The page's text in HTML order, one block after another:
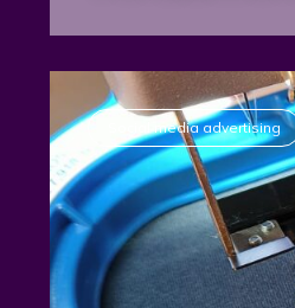
Social media advertising